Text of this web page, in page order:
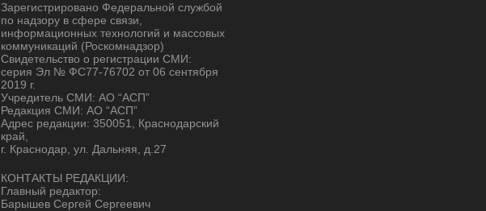
Зарегистрировано Федеральной службой
по надзору в сфере связи,
информационных технологий и массовых
коммуникаций (Роскомнадзор)
Свидетельство о регистрации СМИ:
серия Эл № ФС77-76702 от 06 сентября
2019 г.
Учредитель СМИ: АО “АСП”
Редакция СМИ: АО “АСП”
Адрес редакции: 350051, Краснодарский
край,
г. Краснодар, ул. Дальняя, д.27
КОНТАКТЫ РЕДАКЦИИ:
Главный редактор:
Барышев Сергей Сергеевич